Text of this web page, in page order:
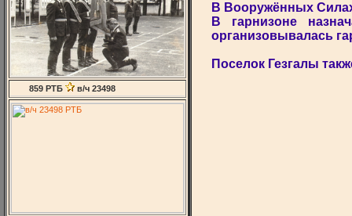
859 РТБ в/ч 23498
В Вооружённых
В гарнизоне
организовывалась
Поселок Гезгалы